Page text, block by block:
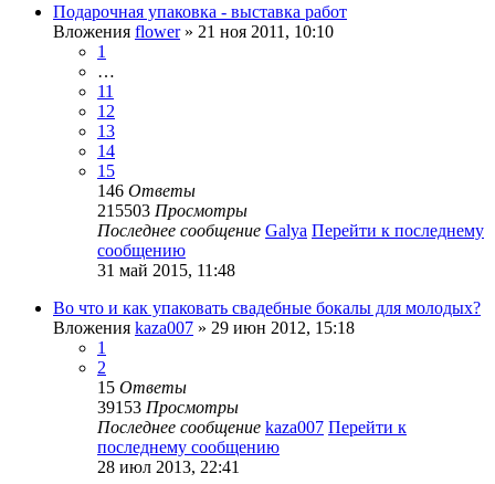
Подарочная упаковка - выставка работ
Вложения flower» 21 ноя 2011, 10:10
1
…
11
12
13
14
15
146 Ответы
215503 Просмотры
Последнее сообщение Galya Перейти к последнему
сообщению
31 май 2015, 11:48
Во что и как упаковать свадебные бокалы для молодых?
Вложения kaza007 » 29 июн 2012, 15:18
1
2
15 Ответы
39153 Просмотры
Последнее сообщение kaza007 Перейти к
последнему сообщению
28 июл 2013, 22:41